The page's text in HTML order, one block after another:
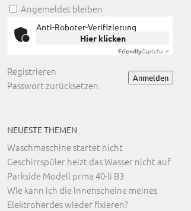
Angemeldet bleiben
Anti-Roboter-Verifizierung
Hier klicken
FriendlyCaptcha ⇗
Anmelden
Registrieren
Passwort zurücksetzen
NEUESTE THEMEN
Waschmaschine startet nicht
Geschirrspüler heizt das Wasser nicht auf
Parkside Modell prma 40-li B3
Wie kann ich die Innenscheine meines
Elektroherdes wieder fixieren?